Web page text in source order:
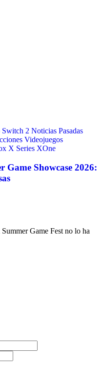
2 Noticias Pasadas
Videojuegos
X Series XOne
Game Showcase 2026:
Game Fest no lo ha